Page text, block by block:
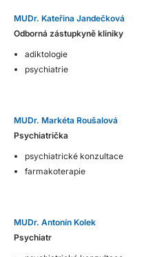
MUDr. Kateřina Jandečková
Odborná zástupkyně kliniky
adiktologie
psychiatrie
MUDr. Markéta Roušalová
Psychiatrička
psychiatrické konzultace
farmakoterapie
MUDr. Antonín Kolek
Psychiatr